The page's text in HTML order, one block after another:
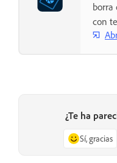
borra
con
¿Te ha
Sí, gracias